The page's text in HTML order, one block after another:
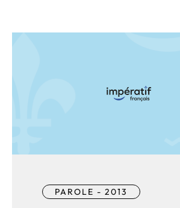
PAROLE - 2013